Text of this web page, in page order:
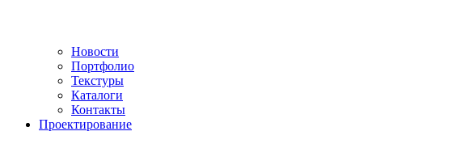
Новости
Портфолио
Текстуры
Каталоги
Контакты
Проектирование